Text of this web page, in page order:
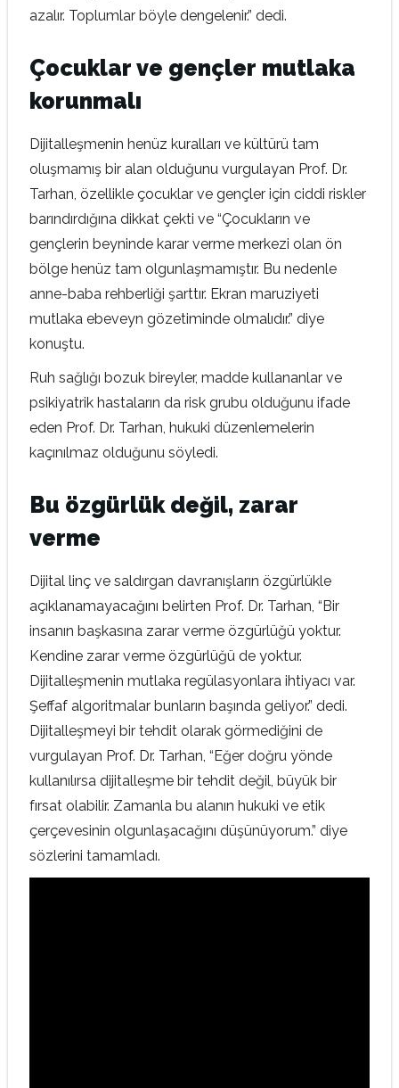
azalır. Toplumlar böyle dengelenir.” dedi.
Çocuklar ve gençler mutlaka
korunmalı
Dijitalleşmenin henüz kuralları ve kültürü tam
oluşmamış bir alan olduğunu vurgulayan Prof. Dr.
Tarhan, özellikle çocuklar ve gençler için ciddi riskler
barındırdığına dikkat çekti ve “Çocukların ve
gençlerin beyninde karar verme merkezi olan ön
bölge henüz tam olgunlaşmamıştır. Bu nedenle
anne-baba rehberliği şarttır. Ekran maruziyeti
mutlaka ebeveyn gözetiminde olmalıdır.” diye
konuştu.
Ruh sağlığı bozuk bireyler, madde kullananlar ve
psikiyatrik hastaların da risk grubu olduğunu ifade
eden Prof. Dr. Tarhan, hukuki düzenlemelerin
kaçınılmaz olduğunu söyledi.
Bu özgürlük değil, zarar
verme
Dijital linç ve saldırgan davranışların özgürlükle
açıklanamayacağını belirten Prof. Dr. Tarhan, “Bir
insanın başkasına zarar verme özgürlüğü yoktur.
Kendine zarar verme özgürlüğü de yoktur.
Dijitalleşmenin mutlaka regülasyonlara ihtiyacı var.
Şeffaf algoritmalar bunların başında geliyor.” dedi.
Dijitalleşmeyi bir tehdit olarak görmediğini de
vurgulayan Prof. Dr. Tarhan, “Eğer doğru yönde
kullanılırsa dijitalleşme bir tehdit değil, büyük bir
fırsat olabilir. Zamanla bu alanın hukuki ve etik
çerçevesinin olgunlaşacağını düşünüyorum.” diye
sözlerini tamamladı.